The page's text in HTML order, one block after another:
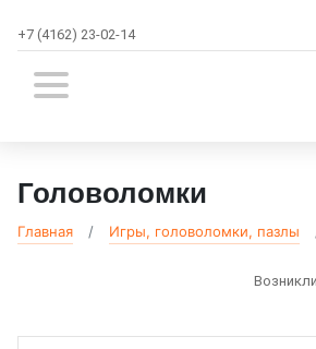
+7 (4162) 23-02-14
Головоломки
Главная Игры, головоломки, пазлы